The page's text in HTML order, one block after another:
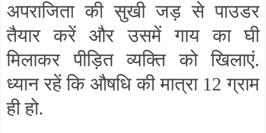
अपराजिता की सुखी जड़ से पाउडर
तैयार करें और उसमें गाय का घी
मिलाकर पीड़ित व्यक्ति को खिलाएं.
ध्यान रहें कि औषधि की मात्रा 12 ग्राम
ही हो.